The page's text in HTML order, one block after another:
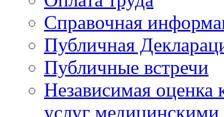
Справочная
Публичная
Публичные встречи
Независимая оценка
услуг